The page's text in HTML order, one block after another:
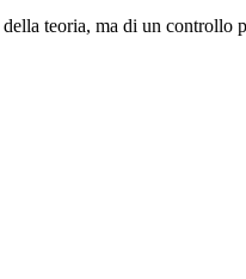
della teoria, ma di un